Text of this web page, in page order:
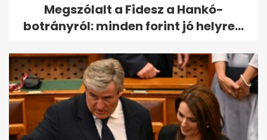
Megszólalt a Fidesz a Hankó-
botrányról: minden forint jó helyre...